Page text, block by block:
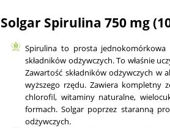
Solgar Spirulina 750 mg
Spirulina to prosta
składników odżywczych. To właśnie
Zawartość składników odżywczych
wyższego rzędu. Zawiera kompletny
chlorofil, witaminy naturalne,
formach. Solgar poprzez staranną
odżywczych.